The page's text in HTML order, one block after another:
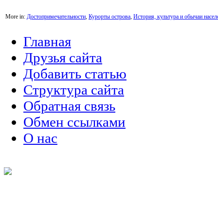
More in: Достопримечательности, Курорты острова, История, культура и обычаи
Главная
Друзья сайта
Добавить статью
Структура сайта
Обратная связь
Обмен ссылками
О нас